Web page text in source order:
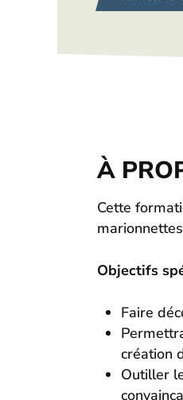
À
Cette
Objectifs
Faire
création
Outiller